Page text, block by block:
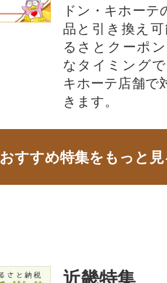
ドン・キホーテ
品と引き換え
るさとクーポ
なタイミング
キホーテ店舗で
きます。
おすすめ特集をもっと
近畿特集